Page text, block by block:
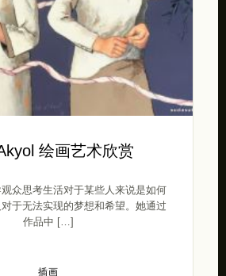
绘画艺术欣赏
众思考生活对于某些人来说是如何
于无法实现的梦想和希望。她通过
作品中 […]
插画